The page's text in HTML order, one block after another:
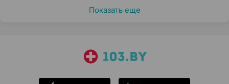
Показать еще